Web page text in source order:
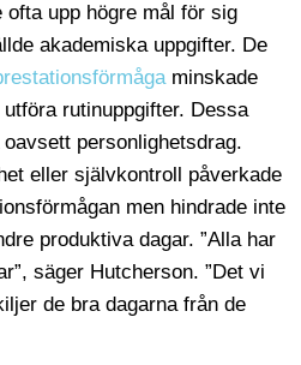
upp högre mål för sig
akademiska uppgifter. De
minskade
rutinuppgifter. Dessa
personlighetsdrag.
eller självkontroll påverkade
men hindrade inte
produktiva dagar. ”Alla har
säger Hutcherson. ”Det vi
de bra dagarna från de